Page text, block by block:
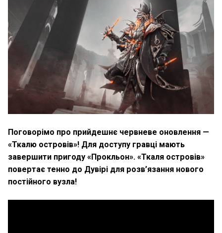
Поговорімо про прийдешнє червневе оновлення —
«Ткалю островів»! Для доступу гравці мають
завершити пригоду «Прокльон». «Ткаля островів»
повертає тенно до Дувірі для розв’язання нового
постійного вузла!